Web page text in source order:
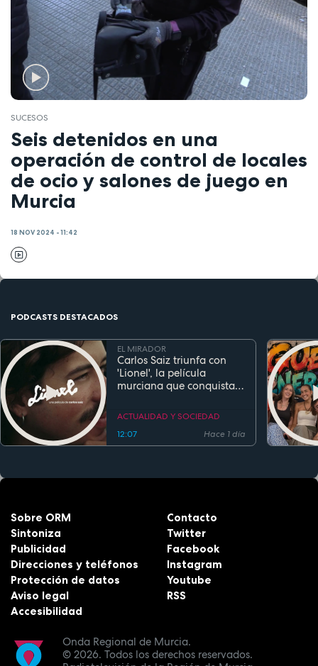
SUCESOS
Seis detenidos en una
operación de control de locales
de ocio y salones de juego en
Murcia
18 NOV 2024 - 11:42
PODCASTS DESTACADOS
EL MIRADOR
Carlos Saiz triunfa con
'Lionel', la película
murciana que conquista
estreno
ACTUALIDAD Y SOCIEDAD
12:07
Hace 1 día
Onda Regional de Murcia.
© 2026. Todos los derechos reservados.
Sobre ORM
Sintoniza
Publicidad
Direcciones y teléfonos
Protección de datos
Aviso legal
Accesibilidad
Contacto
Twitter
Facebook
Instagram
Youtube
RSS